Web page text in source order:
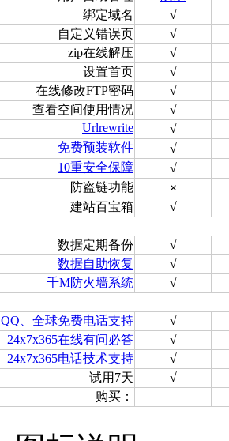
绑定域名
√
自定义错误页
√
zip在线解压
√
设置首页
√
在线修改FTP密码
√
查看空间使用情况
√
Urlrewrite
√
免费预装软件
√
10重安全保障
√
防盗链功能
×
建站百宝箱
√
数据定期备份
√
数据自助恢复
√
千M防火墙系统
√
QQ、全球免费电话支持
√
24x7x365在线有问必答
√
24x7x365电话技术支持
√
试用7天
√
购买：